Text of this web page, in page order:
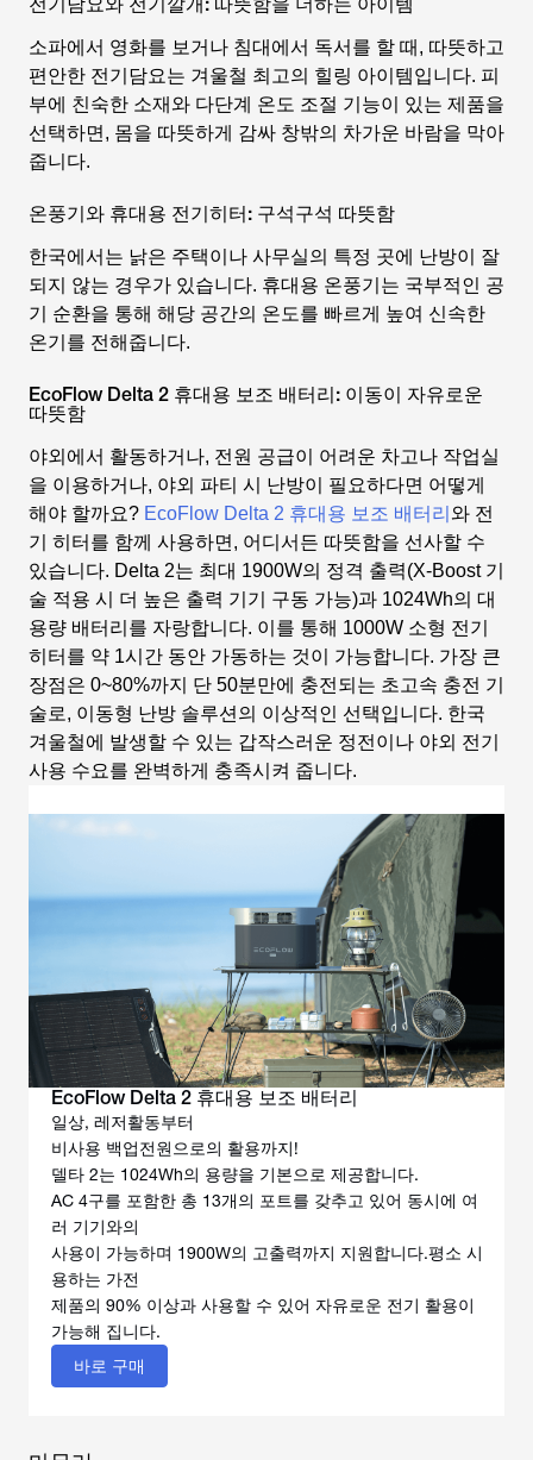
소파에서 영화를 보거나 침대에서 독서를 할 때, 따뜻하고
편안한 전기담요는 겨울철 최고의 힐링 아이템입니다. 피
부에 친숙한 소재와 다단계 온도 조절 기능이 있는 제품을
선택하면, 몸을 따뜻하게 감싸 창밖의 차가운 바람을 막아
줍니다.
온풍기와 휴대용 전기히터: 구석구석 따뜻함
한국에서는 낡은 주택이나 사무실의 특정 곳에 난방이 잘
되지 않는 경우가 있습니다. 휴대용 온풍기는 국부적인 공
기 순환을 통해 해당 공간의 온도를 빠르게 높여 신속한
온기를 전해줍니다.
EcoFlow Delta 2 휴대용 보조 배터리: 이동이 자유로운
따뜻함
야외에서 활동하거나, 전원 공급이 어려운 차고나 작업실
을 이용하거나, 야외 파티 시 난방이 필요하다면 어떻게
해야 할까요? EcoFlow Delta 2 휴대용 보조 배터리 와 전
기 히터를 함께 사용하면, 어디서든 따뜻함을 선사할 수
있습니다. Delta 2는 최대 1900W의 정격 출력(X-Boost 기
술 적용 시 더 높은 출력 기기 구동 가능)과 1024Wh의 대
용량 배터리를 자랑합니다. 이를 통해 1000W 소형 전기
히터를 약 1시간 동안 가동하는 것이 가능합니다. 가장 큰
장점은 0~80%까지 단 50분만에 충전되는 초고속 충전 기
술로, 이동형 난방 솔루션의 이상적인 선택입니다. 한국
겨울철에 발생할 수 있는 갑작스러운 정전이나 야외 전기
사용 수요를 완벽하게 충족시켜 줍니다.
EcoFlow Delta 2 휴대용 보조 배터리
일상, 레저활동부터
비사용 백업전원으로의 활용까지!
델타 2는 1024Wh의 용량을 기본으로 제공합니다.
AC 4구를 포함한 총 13개의 포트를 갖추고 있어 동시에 여
러 기기와의
사용이 가능하며 1900W의 고출력까지 지원합니다.평소 시
용하는 가전
제품의 90% 이상과 사용할 수 있어 자유로운 전기 활용이
가능해 집니다.
바로 구매